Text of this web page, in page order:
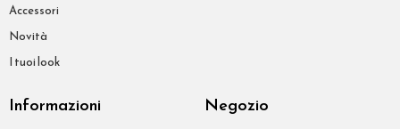
Accessori
Novità
I tuoi look
Informazioni Negozio